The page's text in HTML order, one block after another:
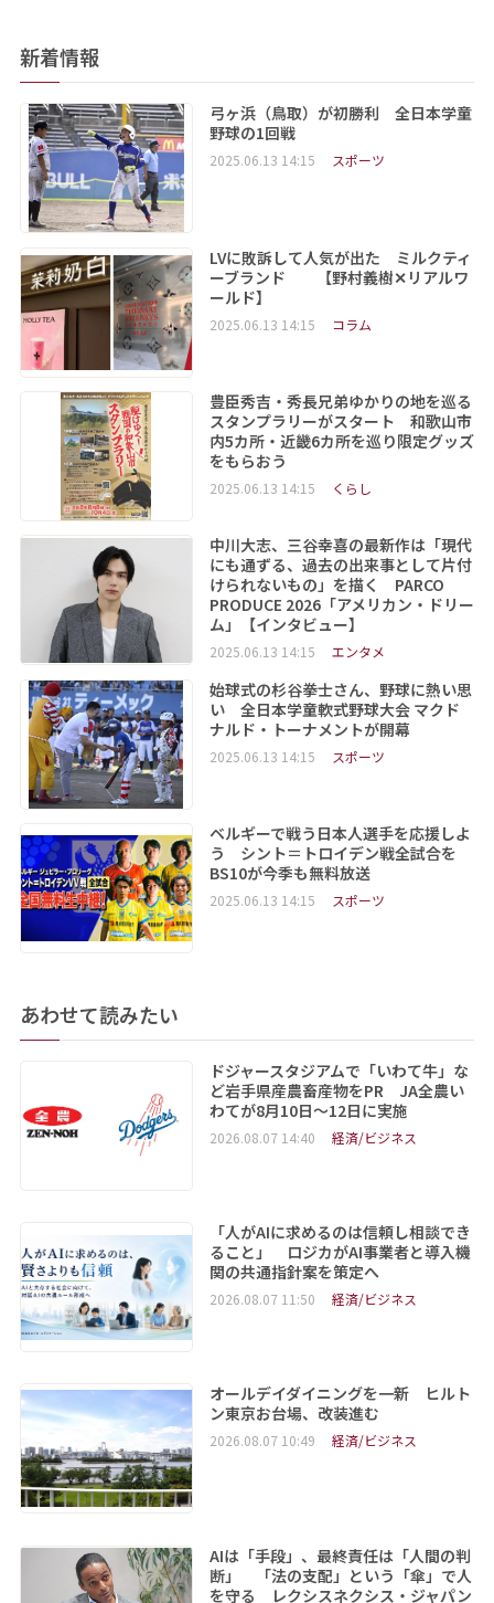
新着情報
弓ヶ浜（鳥取）が初勝利 全日本学童
野球の1回戦
2025.06.13 14:15 スポーツ
LVに敗訴して人気が出た ミルクティ
ーブランド 【野村義樹✕リアルワ
ールド】
2025.06.13 14:15 コラム
豊臣秀吉・秀長兄弟ゆかりの地を巡る
スタンプラリーがスタート 和歌山市
内5カ所・近畿6カ所を巡り限定グッズ
をもらおう
2025.06.13 14:15 くらし
中川大志、三谷幸喜の最新作は「現代
にも通ずる、過去の出来事として片付
けられないもの」を描く PARCO
PRODUCE 2026「アメリカン・ドリー
ム」【インタビュー】
2025.06.13 14:15 エンタメ
始球式の杉谷拳士さん、野球に熱い思
い 全日本学童軟式野球大会 マクド
ナルド・トーナメントが開幕
2025.06.13 14:15 スポーツ
ベルギーで戦う日本人選手を応援しよ
う シント＝トロイデン戦全試合を
BS10が今季も無料放送
2025.06.13 14:15 スポーツ
あわせて読みたい
ドジャースタジアムで「いわて牛」な
ど岩手県産農畜産物をPR JA全農い
わてが8月10日～12日に実施
2026.08.07 14:40 経済/ビジネス
「人がAIに求めるのは信頼し相談でき
ること」 ロジカがAI事業者と導入機
関の共通指針案を策定へ
2026.08.07 11:50 経済/ビジネス
オールデイダイニングを一新 ヒルト
ン東京お台場、改装進む
2026.08.07 10:49 経済/ビジネス
AIは「手段」、最終責任は「人間の判
断」 「法の支配」という「傘」で人
を守る レクシスネクシス・ジャパン